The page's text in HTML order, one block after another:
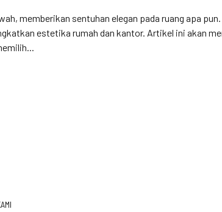
memberikan sentuhan elegan pada ruang apa
estetika rumah dan kantor. Artikel ini akan